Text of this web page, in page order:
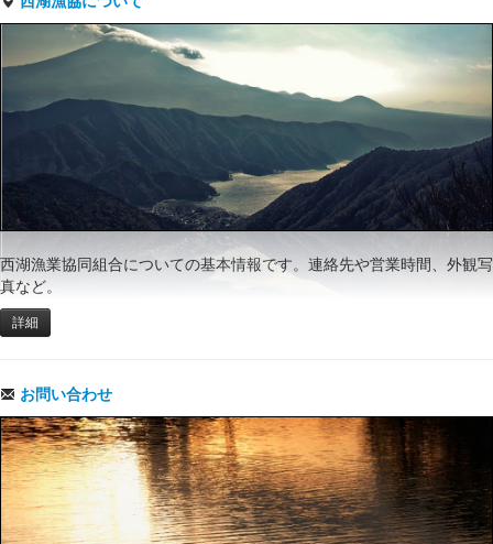
西湖漁業協同組合についての基本情報です。連絡先や営業時間、外観写
真など。
詳細
お問い合わせ